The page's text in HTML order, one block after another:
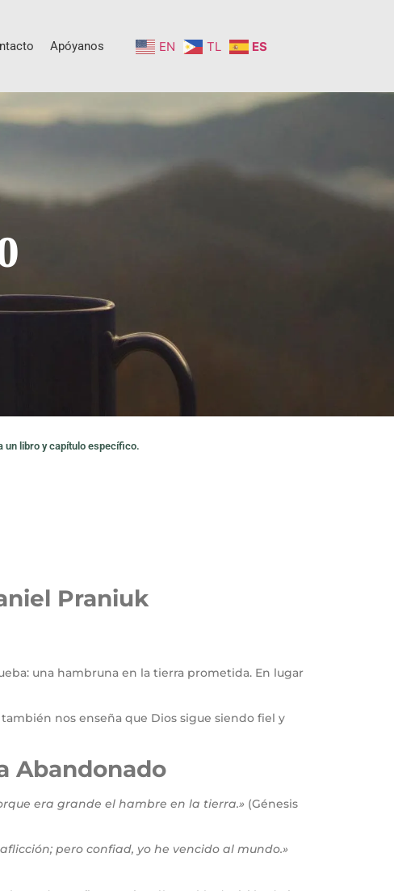
Apóyanos EN TL ES
un libro y capítulo específico.
Praniuk
una hambruna en la tierra prometida. En lugar
nos enseña que Dios sigue siendo fiel y
Abandonado
era grande el hambre en la tierra.» (Génesis
pero confiad, yo he vencido al mundo.»